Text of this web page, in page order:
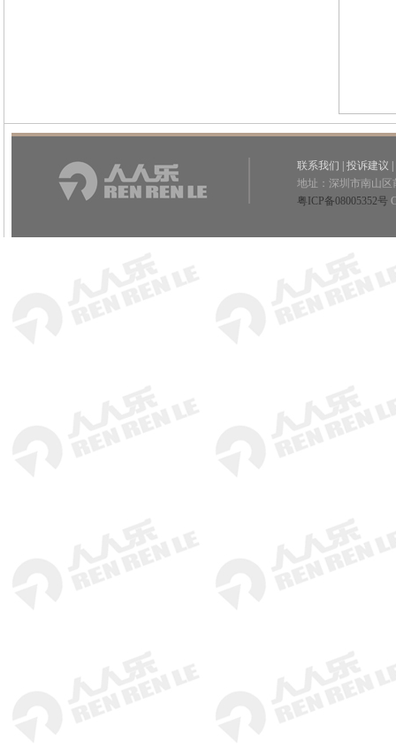
联系我们 投诉建议
地址：深圳市南山
粤ICP备08005352号